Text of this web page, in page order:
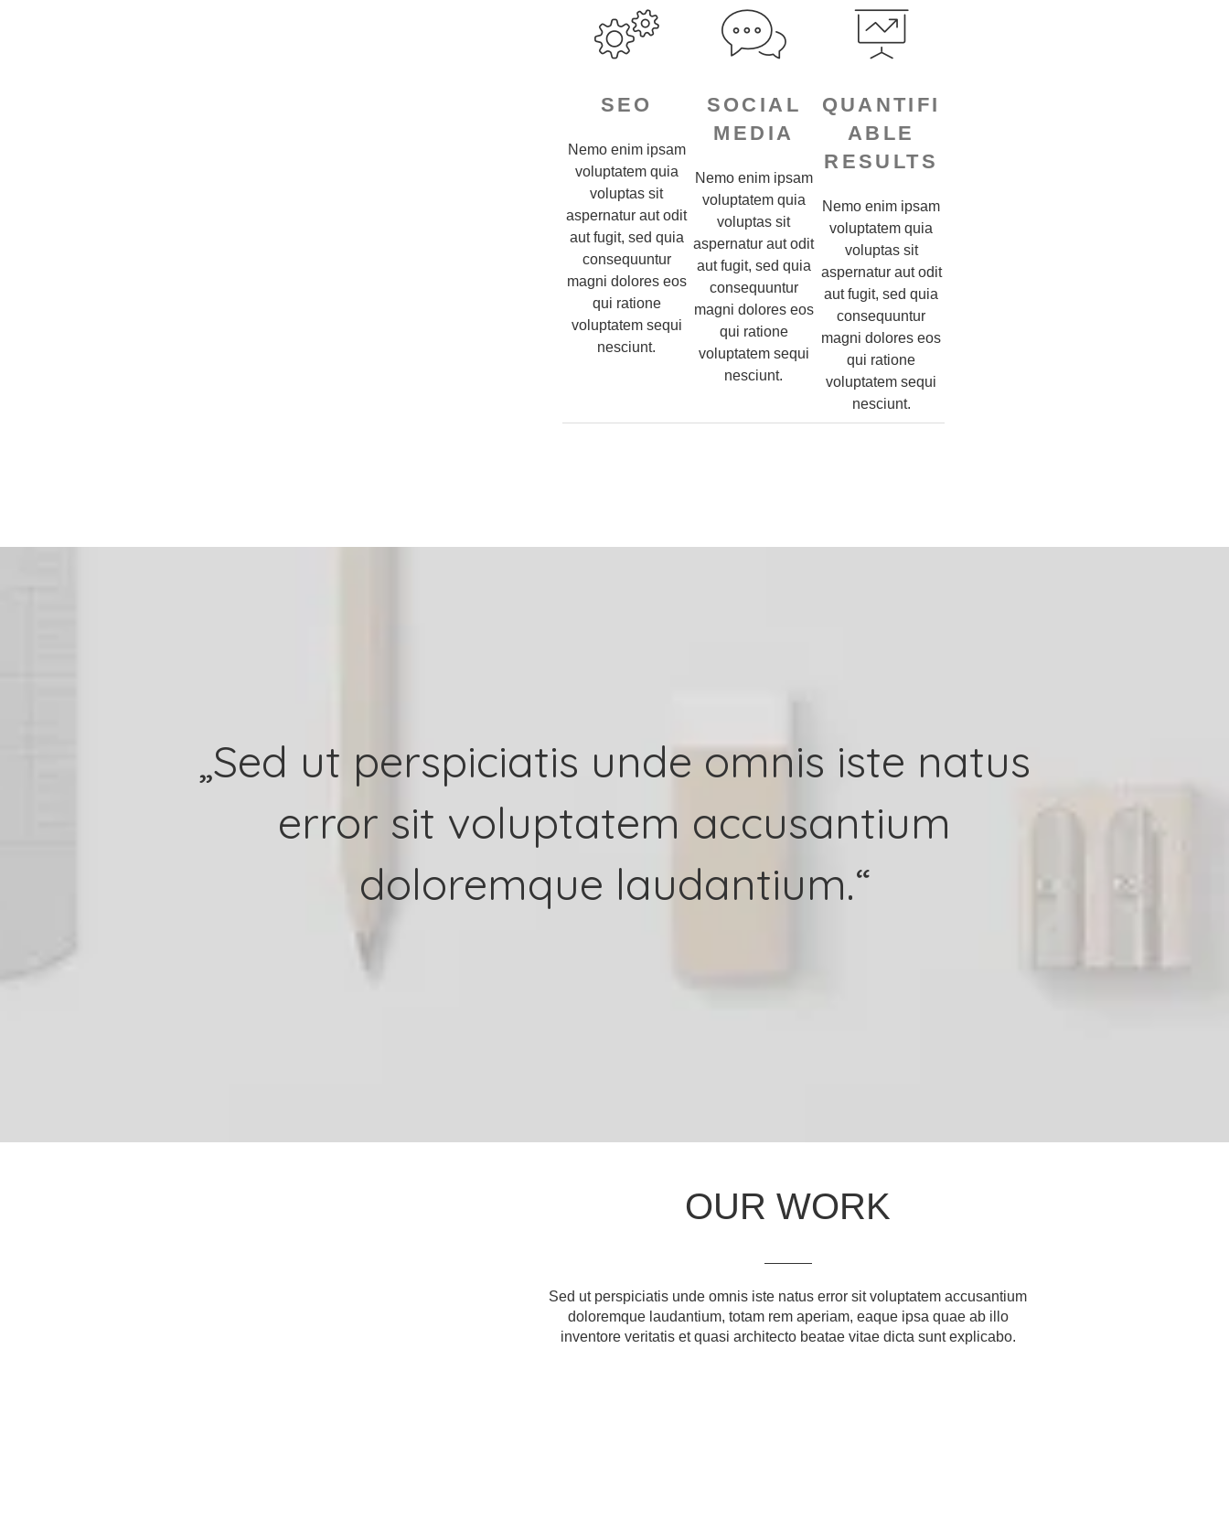
SEO
Nemo enim ipsam
voluptatem quia
voluptas sit
aspernatur aut odit
aut fugit, sed quia
consequuntur
magni dolores eos
qui ratione
voluptatem sequi
nesciunt.
SOCIAL
MEDIA
Nemo enim ipsam
voluptatem quia
voluptas sit
aspernatur aut odit
aut fugit, sed quia
consequuntur
magni dolores eos
qui ratione
voluptatem sequi
nesciunt.
QUANTIFI
ABLE
RESULTS
Nemo enim ipsam
voluptatem quia
voluptas sit
aspernatur aut odit
aut fugit, sed quia
consequuntur
magni dolores eos
qui ratione
voluptatem sequi
nesciunt.
„Sed ut perspiciatis unde omnis iste natus
error sit voluptatem accusantium
doloremque laudantium.“
OUR WORK
Sed ut perspiciatis unde omnis iste natus error sit voluptatem accusantium
doloremque laudantium, totam rem aperiam, eaque ipsa quae ab illo
inventore veritatis et quasi architecto beatae vitae dicta sunt explicabo.